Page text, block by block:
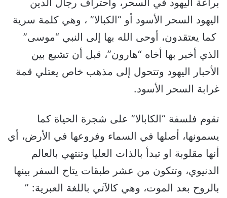
براعة اليهود في السحر، واحتراف رجال الدين
اليهود السحر الأسود أو “الكبالا” ، وهي كلمة سرية
كما يعتقدون، أوحى الله بها إلى النبي “موسى”
الذي أخبر بها أخاه “هارون”، قبل أن تشيع بين
الأحبار اليهود وتتحول إلى مذهب خاص يعتلي قمة
غرابة السحر الأسود.
تقوم فلسفة “الكابالا” على شجرة الحياة كما
يسمونها، أصلها في السماء وفروعها في الأرض، أي
أنها مقلوبة او تبدأ بالذات العليا وتنتهي بالعالم
الدنيوي، وتتكون من عشر طبقات يتاح السفر بينها
بالروح بعد الموت، وهي كالآتي باللغة العبرية: ”